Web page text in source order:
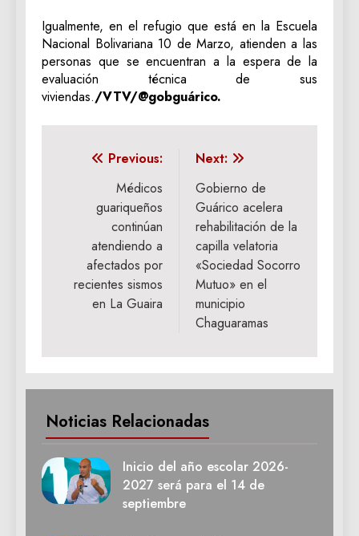
Igualmente, en el refugio que está en la Escuela
Nacional Bolivariana 10 de Marzo, atienden a las
personas que se encuentran a la espera de la
evaluación técnica de sus
viviendas./VTV/@gobguárico.
Navegación
entradas
Previous:
Médicos
guariqueños
continúan
atendiendo a
afectados por
recientes sismos
en La Guaira
Next:
Gobierno de
Guárico acelera
rehabilitación de la
capilla velatoria
«Sociedad Socorro
Mutuo» en el
municipio
Chaguaramas
Noticias Relacionadas
Inicio del año escolar 2026-
2027 será para el 14 de
septiembre